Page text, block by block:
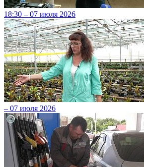
18:30 – 07 июля 2026
– 07 июля 2026